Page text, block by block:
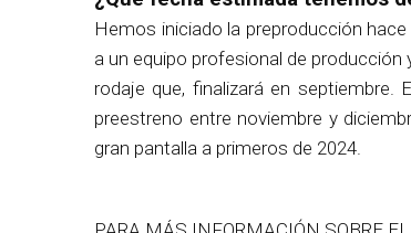
Hemos iniciado la preproducción
a un equipo profesional de
rodaje que, finalizará en
preestreno entre noviembre y
gran pantalla a primeros de 2024.